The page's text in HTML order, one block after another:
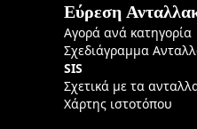
Εύρεση
Αγορά ανά κατηγορία
Σχεδιάγραμμα
SIS
Σχετικά με τα
Χάρτης ιστοτόπου